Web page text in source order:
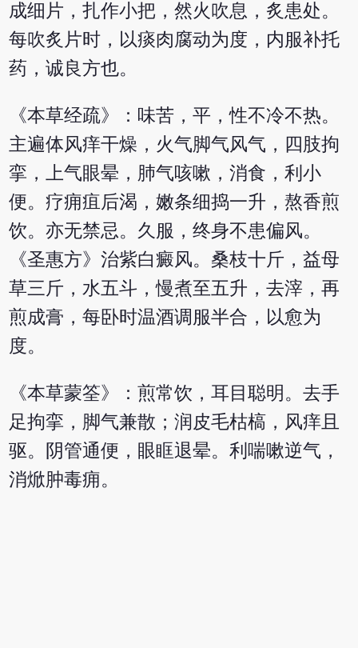
成细片，扎作小把，然火吹息，炙患处。
每吹炙片时，以痰肉腐动为度，内服补托
药，诚良方也。
《本草经疏》：味苦，平，性不冷不热。
主遍体风痒干燥，火气脚气风气，四肢拘
挛，上气眼晕，肺气咳嗽，消食，利小
便。疗痈疽后渴，嫩条细捣一升，熬香煎
饮。亦无禁忌。久服，终身不患偏风。
《圣惠方》治紫白癜风。桑枝十斤，益母
草三斤，水五斗，慢煮至五升，去滓，再
煎成膏，每卧时温酒调服半合，以愈为
度。
《本草蒙筌》：煎常饮，耳目聪明。去手
足拘挛，脚气兼散；润皮毛枯槁，风痒且
驱。阴管通便，眼眶退晕。利喘嗽逆气，
消焮肿毒痈。